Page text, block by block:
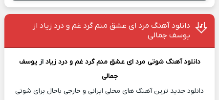
دانلود آهنگ مرد ای عشق منم گرد غم و درد زیاد از
یوسف جمالی
دانلود آهنگ شوتی مرد ای عشق منم گرد غم و درد زیاد ازیوسف
جمالی
دانلود جدید ترین آهنگ های محلی ایرانی و خارجی باحال برای شوتی